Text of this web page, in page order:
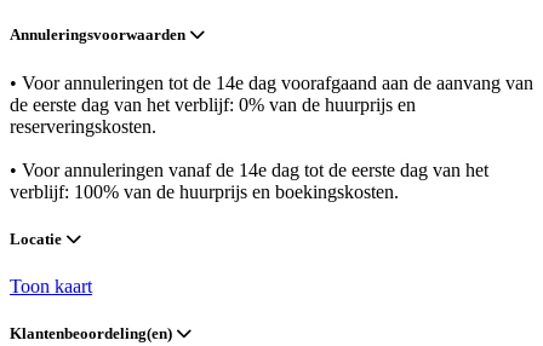
Annuleringsvoorwaarden
• Voor annuleringen tot de 14e dag voorafgaand aan de aanvang van
de eerste dag van het verblijf: 0% van de huurprijs en
reserveringskosten.
• Voor annuleringen vanaf de 14e dag tot de eerste dag van het
verblijf: 100% van de huurprijs en boekingskosten.
Locatie
Toon kaart
Klantenbeoordeling(en)